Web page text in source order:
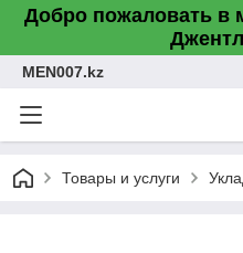
Добро пожаловать в
MEN007.kz
Товары и услуги